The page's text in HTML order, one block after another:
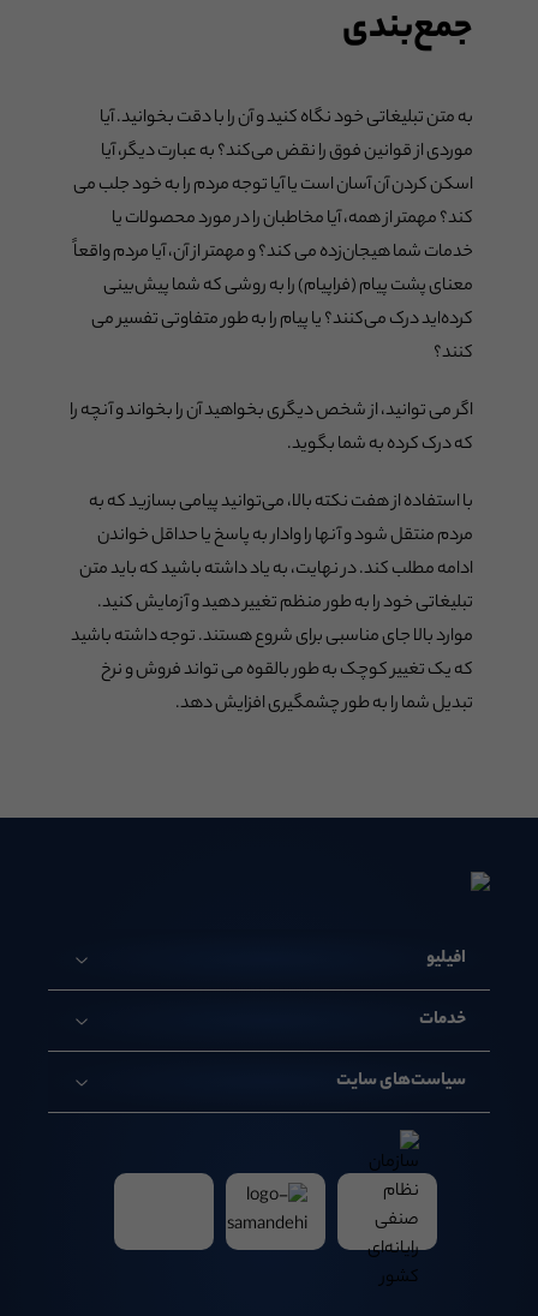
جمع‌بندی
به متن تبلیغاتی خود نگاه کنید و آن را با دقت بخوانید. آیا
موردی از قوانین فوق را نقض می‌کند؟ به عبارت دیگر، آیا
اسکن کردن آن آسان است یا آیا توجه مردم را به خود جلب می
کند؟ مهمتر از همه، آیا مخاطبان را در مورد محصولات یا
خدمات شما هیجان‌زده می کند؟ و مهمتر از آن، آیا مردم واقعاً
معنای پشت پیام (فراپیام) را به روشی که شما پیش‌بینی
کرده‌اید درک می‌کنند؟ یا پیام را به طور متفاوتی تفسیر می
کنند؟
اگر می توانید، از شخص دیگری بخواهید آن را بخواند و آنچه را
که درک کرده به شما بگوید.
با استفاده از هفت نکته بالا، می‌توانید پیامی بسازید که به
مردم منتقل شود و آنها را وادار به پاسخ یا حداقل خواندن
ادامه مطلب کند. در نهایت، به یاد داشته باشید که باید متن
تبلیغاتی خود را به طور منظم تغییر دهید و آزمایش کنید.
موارد بالا جای مناسبی برای شروع هستند. توجه داشته باشید
که یک تغییر کوچک به طور بالقوه می تواند فروش و نرخ
تبدیل شما را به طور چشمگیری افزایش دهد.
افیلیو
خدمات
سیاست‌های سایت